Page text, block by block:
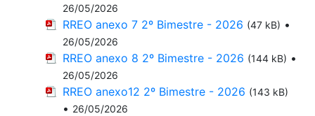
26/05/2026
RREO anexo 7 2º Bimestre - 2026 (47 kB) •
26/05/2026
RREO anexo 8 2º Bimestre - 2026 (144 kB) •
26/05/2026
RREO anexo12 2º Bimestre - 2026 (143 kB)
• 26/05/2026